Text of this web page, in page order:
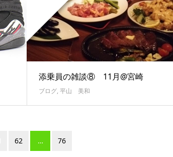
添乗員の雑談⑧ 11月@宮崎
ブログ, 平山 美和
62 … 76